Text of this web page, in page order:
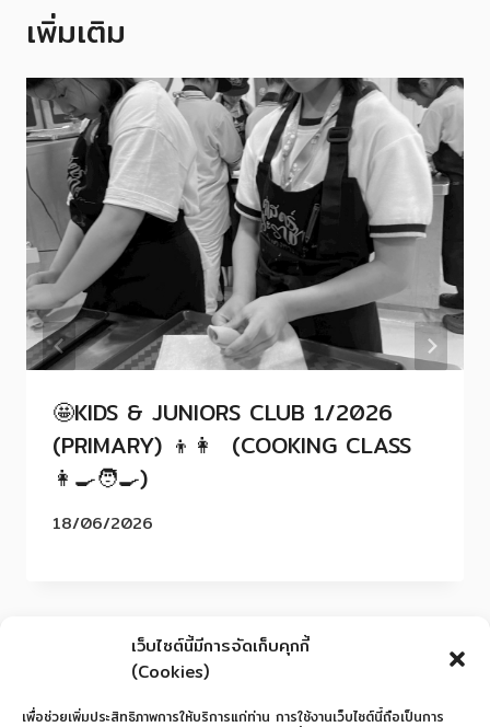
เว็บไซต์นี้มีการจัดเก็บคุกกี้
(Cookies)
เพื่อช่วยเพิ่มประสิทธิภาพการให้บริการแก่ท่าน การใช้งานเว็บไซต์นี้ถือเป็นการ
เพิ่มเติม
🤩KIDS & JUNIORS CLUB 1/2026
(PRIMARY) 👦👩 (COOKING CLASS
👩‍🍳🧑‍🍳)
18/06/2026